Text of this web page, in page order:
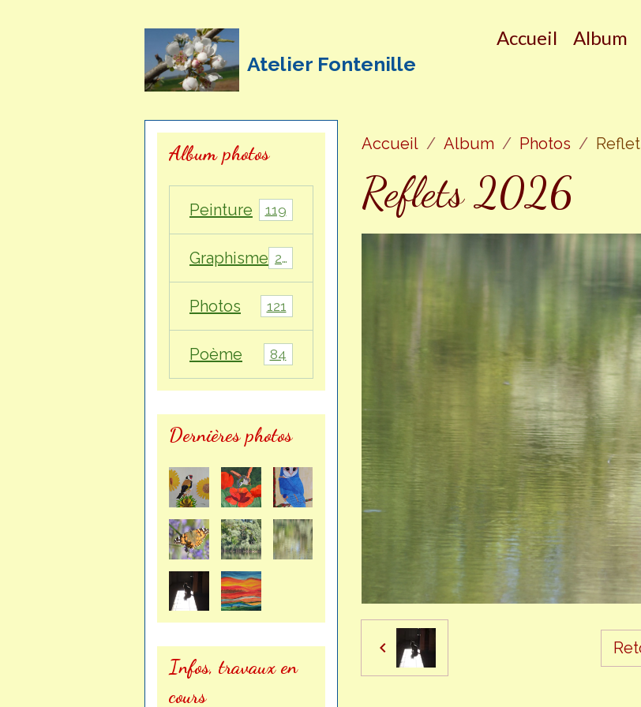
Atelier Fontenille
Accueil Album
Accueil Album Photos
Reflets 2026
Album photos
Peinture 119
Graphisme 28
Photos 121
Poème 84
Dernières photos
Infos, travaux en
cours